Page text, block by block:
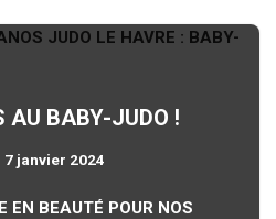
AU BABY-JUDO !
7 janvier 2024
EN BEAUTÉ POUR NOS